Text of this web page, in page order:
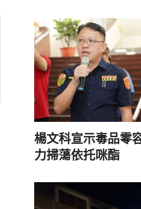
楊文科宣示毒品零
力掃蕩依托咪酯